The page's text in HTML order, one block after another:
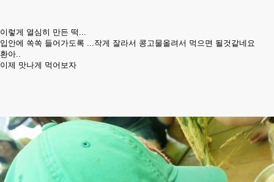
이렇게 열심히 만든 떡...
입안에 쏙쏙 들어가도록 ...작게 잘라서 콩고물올려서 먹으면 될것같네요
환아..
이제 맛나게 먹어보자